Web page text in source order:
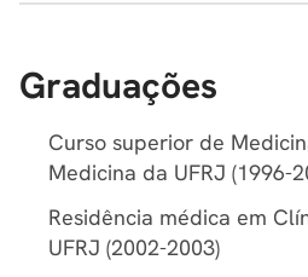
Graduações
Curso superior de
Medicina da UFRJ (1996-
Residência médica em
UFRJ (2002-2003)